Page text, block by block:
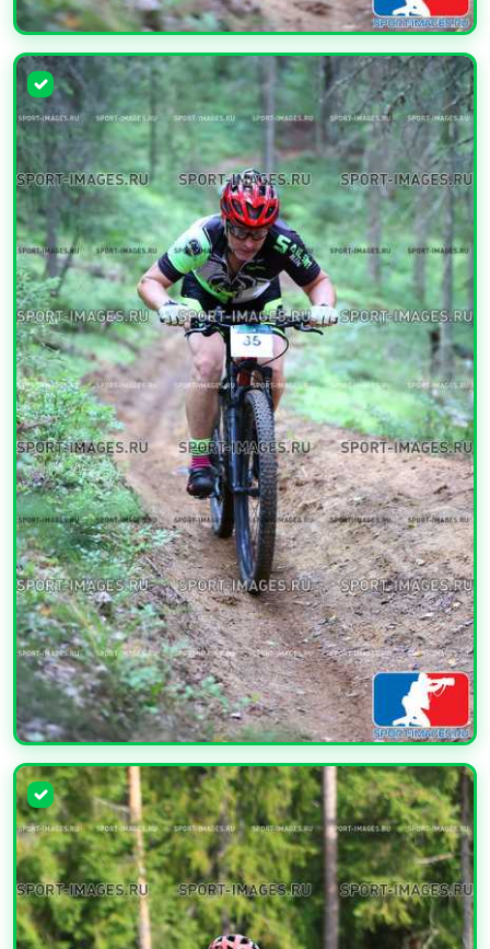
УВЕЛИЧИТЬ
УВЕЛИЧИТЬ